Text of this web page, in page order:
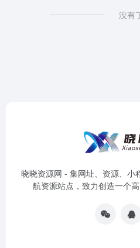
没有
晓晓资源网 - 集网址、资源、小
航资源站点，致力创造一个